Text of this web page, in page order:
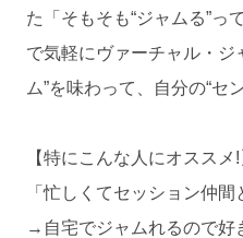
た「そもそも“ジャムる”っ
で気軽にヴァーチャル・ジ
ム”を味わって、自分の“セ
【特にこんな人にオススメ!
「忙しくてセッション仲間
→自宅でジャムれるので好